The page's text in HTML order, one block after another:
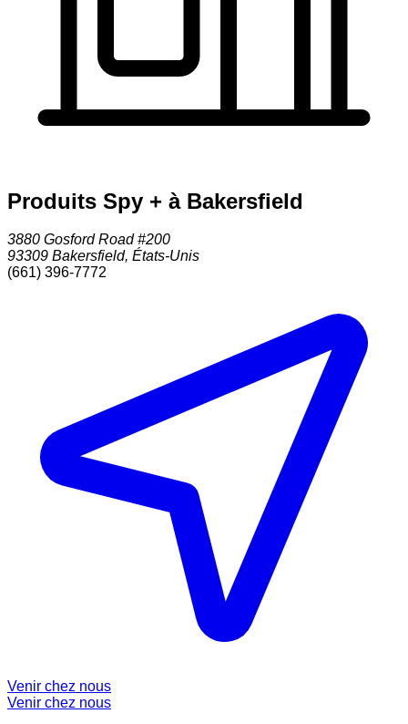
Produits Spy + à Bakersfield
3880 Gosford Road #200
93309 Bakersfield, États-Unis
(661) 396-7772
Venir chez nous
Venir chez nous